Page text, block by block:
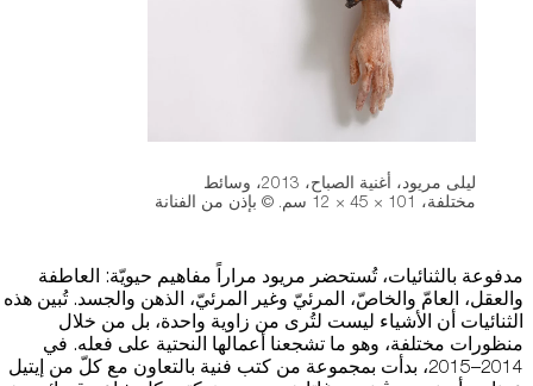
ليلى مريود، أغنية الصباح، 2013، وسائط
مختلفة، 101 × 45 × 12 سم. © بإذن من الفنانة
مدفوعة بالثنائيات، تُستحضر مريود مراراً مفاهيم حيويّة: العاطفة
والعقل، العامّ والخاصّ، المرئيّ وغير المرئيّ، الذهن والجسد. تُبين هذه
الثنائيات أن الأشياء ليست لتُرى من زاوية واحدة، بل من خلال
منظورات مختلفة، وهو ما تشجعنا أعمالها النحتية على فعله. في
2014–2015، بدأت بمجموعة من كتب فنية بالتعاون مع كلّ من إيتيل